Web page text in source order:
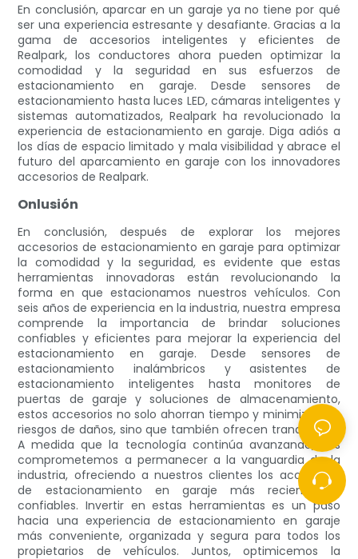
En conclusión, aparcar en un garaje ya no tiene por qué
ser una experiencia estresante y desafiante. Gracias a la
gama de accesorios inteligentes y eficientes de
Realpark, los conductores ahora pueden optimizar la
comodidad y la seguridad en sus esfuerzos de
estacionamiento en garaje. Desde sensores de
estacionamiento hasta luces LED, cámaras inteligentes y
sistemas automatizados, Realpark ha revolucionado la
experiencia de estacionamiento en garaje. Diga adiós a
los días de espacio limitado y mala visibilidad y abrace el
futuro del aparcamiento en garaje con los innovadores
accesorios de Realpark.
Onlusión
En conclusión, después de explorar los mejores
accesorios de estacionamiento en garaje para optimizar
la comodidad y la seguridad, es evidente que estas
herramientas innovadoras están revolucionando la
forma en que estacionamos nuestros vehículos. Con
seis años de experiencia en la industria, nuestra empresa
comprende la importancia de brindar soluciones
confiables y eficientes para mejorar la experiencia del
estacionamiento en garaje. Desde sensores de
estacionamiento inalámbricos y asistentes de
estacionamiento inteligentes hasta monitores de
puertas de garaje y soluciones de almacenamiento,
estos accesorios no solo ahorran tiempo y minimizan los
riesgos de daños, sino que también ofrecen tranquilidad.
A medida que la tecnología continúa avanzando, nos
comprometemos a permanecer a la vanguardia de la
industria, ofreciendo a nuestros clientes los accesorios
de estacionamiento en garaje más recientes y
confiables. Invertir en estas herramientas es un paso
hacia una experiencia de estacionamiento en garaje
más conveniente, organizada y segura para todos los
propietarios de vehículos. Juntos, optimicemos la